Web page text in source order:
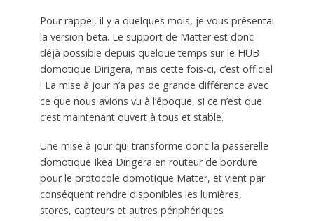
Pour rappel, il y a quelques mois, je vous présentai
la version beta. Le support de Matter est donc
déjà possible depuis quelque temps sur le HUB
domotique Dirigera, mais cette fois-ci, c’est officiel
! La mise à jour n’a pas de grande différence avec
ce que nous avions vu à l’époque, si ce n’est que
c’est maintenant ouvert à tous et stable.
Une mise à jour qui transforme donc la passerelle
domotique Ikea Dirigera en routeur de bordure
pour le protocole domotique Matter, et vient par
conséquent rendre disponibles les lumières,
stores, capteurs et autres périphériques